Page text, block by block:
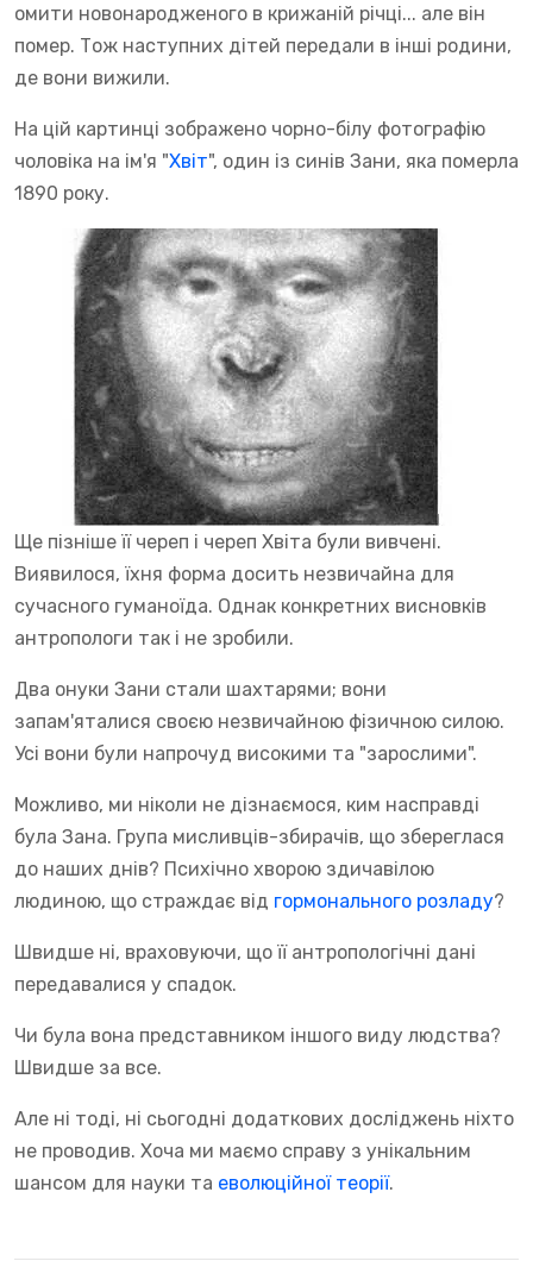
омити новонародженого в крижаній річці... але він
помер. Тож наступних дітей передали в інші родини,
де вони вижили.
На цій картинці зображено чорно-білу фотографію
чоловіка на ім'я "Хвіт", один із синів Зани, яка померла
1890 року.
Ще пізніше її череп і череп Хвіта були вивчені.
Виявилося, їхня форма досить незвичайна для
сучасного гуманоїда. Однак конкретних висновків
антропологи так і не зробили.
Два онуки Зани стали шахтарями; вони
запам'яталися своєю незвичайною фізичною силою.
Усі вони були напрочуд високими та "зарослими".
Можливо, ми ніколи не дізнаємося, ким насправді
була Зана. Група мисливців-збирачів, що збереглася
до наших днів? Психічно хворою здичавілою
людиною, що страждає від гормонального розладу?
Швидше ні, враховуючи, що її антропологічні дані
передавалися у спадок.
Чи була вона представником іншого виду людства?
Швидше за все.
Але ні тоді, ні сьогодні додаткових досліджень ніхто
не проводив. Хоча ми маємо справу з унікальним
шансом для науки та еволюційної теорії.